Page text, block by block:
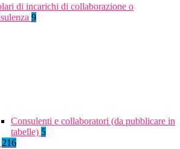
di incarichi di collaborazione o
9
Consulenti e collaboratori (da pubblicare in
tabelle) 5
216